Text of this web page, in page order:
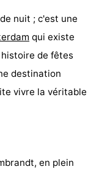
nuit ; c'est une
qui existe
histoire de fêtes
destination
vivre la véritable
en plein